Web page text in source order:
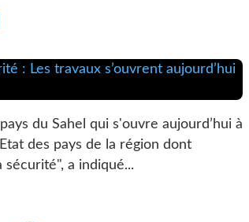
du Sahel qui s'ouvre aujourd’hui à
des pays de la région dont
sécurité", a indiqué...